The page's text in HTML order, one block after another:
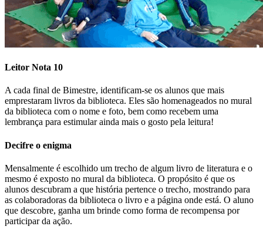
Leitor Nota 10
A cada final de Bimestre, identificam-se os alunos que mais
emprestaram livros da biblioteca. Eles são homenageados no mural
da biblioteca com o nome e foto, bem como recebem uma
lembrança para estimular ainda mais o gosto pela leitura!
Decifre o enigma
Mensalmente é escolhido um trecho de algum livro de literatura e o
mesmo é exposto no mural da biblioteca. O propósito é que os
alunos descubram a que história pertence o trecho, mostrando para
as colaboradoras da biblioteca o livro e a página onde está. O aluno
que descobre, ganha um brinde como forma de recompensa por
participar da ação.